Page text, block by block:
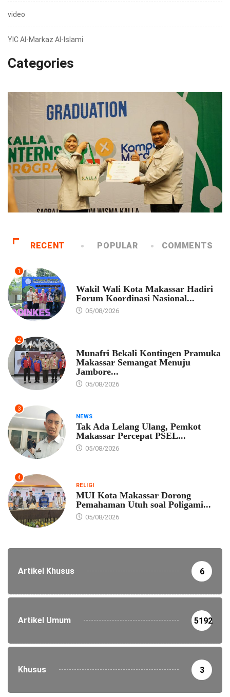
video
YIC Al-Markaz Al-Islami
Categories
RECENT POPULAR COMMENTS
1
Wakil Wali Kota Makassar Hadiri
Forum Koordinasi Nasional...
05/08/2026
2
Munafri Bekali Kontingen Pramuka
Makassar Semangat Menuju
Jambore...
05/08/2026
3
NEWS
Tak Ada Lelang Ulang, Pemkot
Makassar Percepat PSEL...
05/08/2026
4
RELIGI
MUI Kota Makassar Dorong
Pemahaman Utuh soal Poligami...
05/08/2026
Artikel Khusus 6
Artikel Umum 5192
Khusus 3